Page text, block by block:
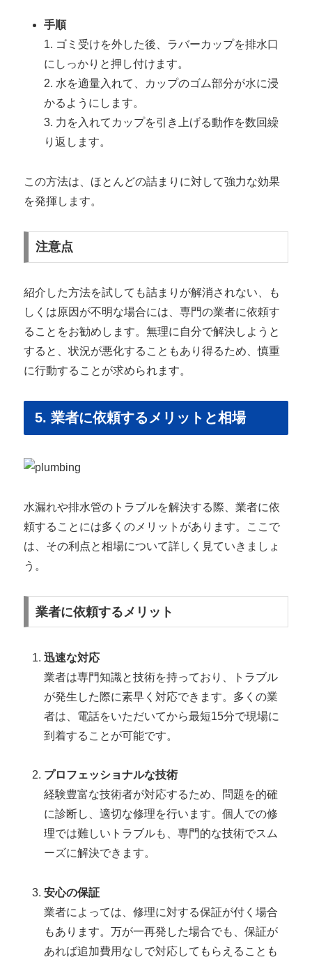
手順
1. ゴミ受けを外した後、ラバーカップを排水口
にしっかりと押し付けます。
2. 水を適量入れて、カップのゴム部分が水に浸
かるようにします。
3. 力を入れてカップを引き上げる動作を数回繰
り返します。
この方法は、ほとんどの詰まりに対して強力な効果
を発揮します。
注意点
紹介した方法を試しても詰まりが解消されない、も
しくは原因が不明な場合には、専門の業者に依頼す
ることをお勧めします。無理に自分で解決しようと
すると、状況が悪化することもあり得るため、慎重
に行動することが求められます。
5. 業者に依頼するメリットと相場
水漏れや排水管のトラブルを解決する際、業者に依
頼することには多くのメリットがあります。ここで
は、その利点と相場について詳しく見ていきましょ
う。
業者に依頼するメリット
迅速な対応
業者は専門知識と技術を持っており、トラブル
が発生した際に素早く対応できます。多くの業
者は、電話をいただいてから最短15分で現場に
到着することが可能です。
プロフェッショナルな技術
経験豊富な技術者が対応するため、問題を的確
に診断し、適切な修理を行います。個人での修
理では難しいトラブルも、専門的な技術でスム
ーズに解決できます。
安心の保証
業者によっては、修理に対する保証が付く場合
もあります。万が一再発した場合でも、保証が
あれば追加費用なしで対応してもらえることも